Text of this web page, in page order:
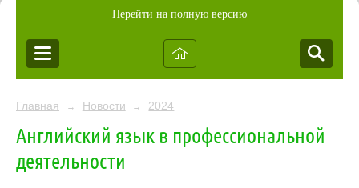
Перейти на полную версию
Главная → Новости → 2024
Английский язык в профессиональной
деятельности